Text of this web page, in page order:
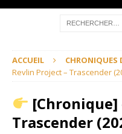
ACCUEIL CHRONIQUES
Revlin Project – Trascender
[Chronique]
Trascender